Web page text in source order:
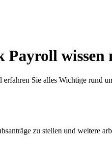
Payroll wissen
Sie alles Wichtige rund
zu stellen und weitere